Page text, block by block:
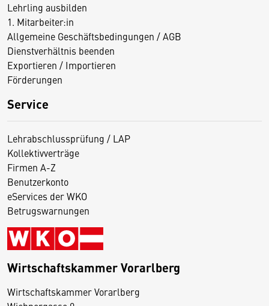
Lehrling ausbilden
1. Mitarbeiter:in
Allgemeine Geschäftsbedingungen / AGB
Dienstverhältnis beenden
Exportieren / Importieren
Förderungen
Service
Lehrabschlussprüfung / LAP
Kollektivverträge
Firmen A-Z
Benutzerkonto
eServices der WKO
Betrugswarnungen
Wirtschaftskammer Vorarlberg
Wirtschaftskammer Vorarlberg
D